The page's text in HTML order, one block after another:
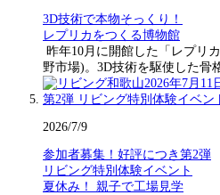
3D技術で本物そっくり！
レプリカをつくる博物館
昨年10月に開館した「レプリ
野市場)。3D技術を駆使した骨
2026/7/9
参加者募集！好評につき第2弾
リビング特別体験イベント
夏休み！ 親子で工場見学